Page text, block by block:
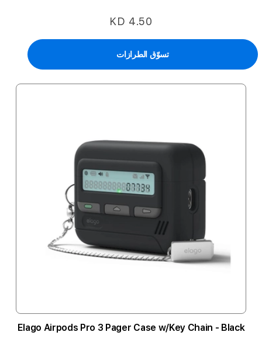
KD 4.50
تسوّق الطرازات
Elago Airpods Pro 3 Pager Case w/Key Chain - Black